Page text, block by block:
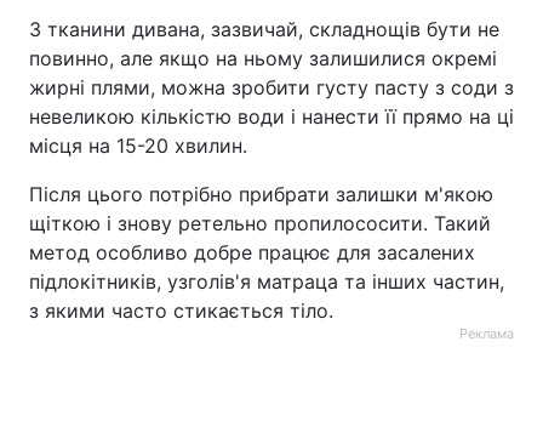
З тканини дивана, зазвичай, складнощів бути не
повинно, але якщо на ньому залишилися окремі
жирні плями, можна зробити густу пасту з соди з
невеликою кількістю води і нанести її прямо на ці
місця на 15-20 хвилин.
Після цього потрібно прибрати залишки м'якою
щіткою і знову ретельно пропилососити. Такий
метод особливо добре працює для засалених
підлокітників, узголів'я матраца та інших частин,
з якими часто стикається тіло.
Реклама